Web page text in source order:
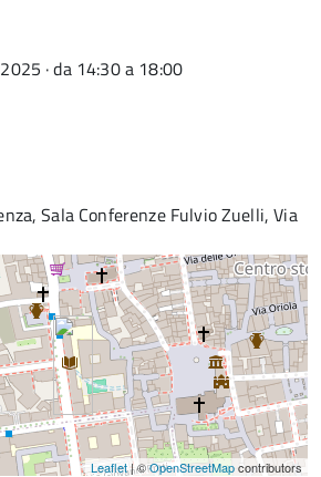
· da 14:30 a 18:00
Sala Conferenze Fulvio Zuelli, Via
Leaflet| ©OpenStreetMapcontributors